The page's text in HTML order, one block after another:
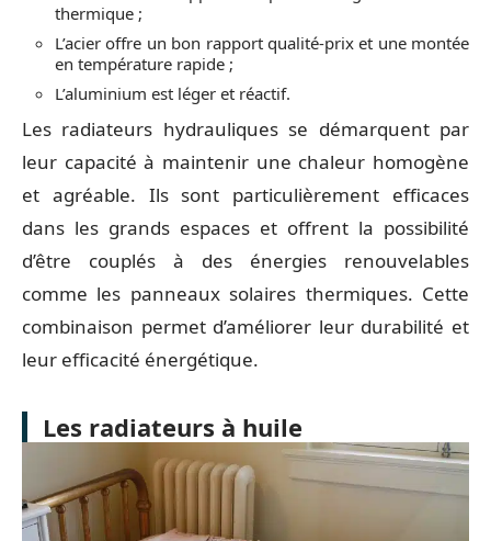
thermique ;
L’acier offre un bon rapport qualité-prix et une montée
en température rapide ;
L’aluminium est léger et réactif.
Les radiateurs hydrauliques se démarquent par
leur capacité à maintenir une chaleur homogène
et agréable. Ils sont particulièrement efficaces
dans les grands espaces et offrent la possibilité
d’être couplés à des énergies renouvelables
comme les panneaux solaires thermiques. Cette
combinaison permet d’améliorer leur durabilité et
leur efficacité énergétique.
Les radiateurs à huile